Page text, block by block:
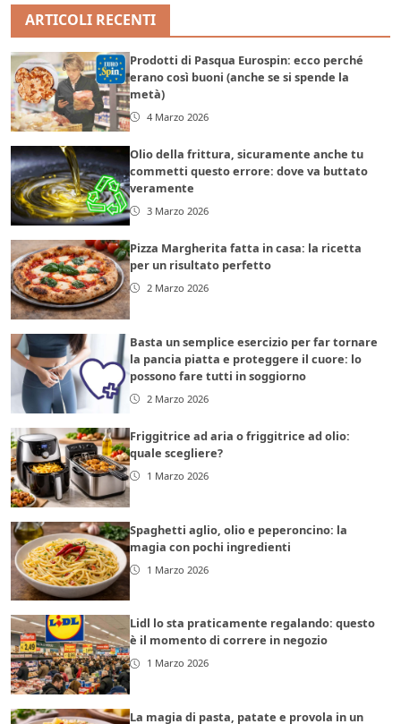
ARTICOLI RECENTI
Prodotti di Pasqua Eurospin: ecco perché
erano così buoni (anche se si spende la
metà)
4 Marzo 2026
Olio della frittura, sicuramente anche tu
commetti questo errore: dove va buttato
veramente
3 Marzo 2026
Pizza Margherita fatta in casa: la ricetta
per un risultato perfetto
2 Marzo 2026
Basta un semplice esercizio per far tornare
la pancia piatta e proteggere il cuore: lo
possono fare tutti in soggiorno
2 Marzo 2026
Friggitrice ad aria o friggitrice ad olio:
quale scegliere?
1 Marzo 2026
Spaghetti aglio, olio e peperoncino: la
magia con pochi ingredienti
1 Marzo 2026
Lidl lo sta praticamente regalando: questo
è il momento di correre in negozio
1 Marzo 2026
La magia di pasta, patate e provola in un